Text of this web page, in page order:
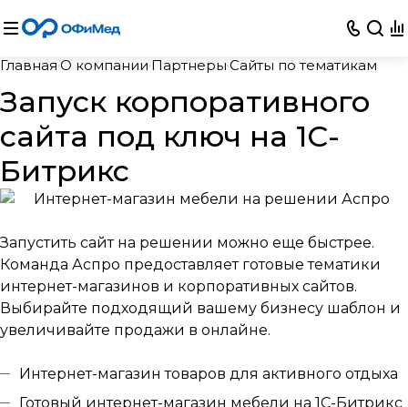
Главная О компании Партнеры Сайты по тематикам
Запуск корпоративного
сайта под ключ на 1С-
Битрикс
Запустить сайт на решении можно еще быстрее.
Команда Аспро предоставляет готовые тематики
интернет-магазинов и корпоративных сайтов.
Выбирайте подходящий вашему бизнесу шаблон и
увеличивайте продажи в онлайне.
Интернет-магазин товаров для активного отдыха
Готовый интернет-магазин мебели на 1С-Битрикс